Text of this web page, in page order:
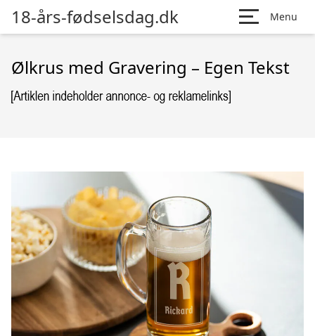
18-års-fødselsdag.dk Menu
Ølkrus med Gravering – Egen Tekst